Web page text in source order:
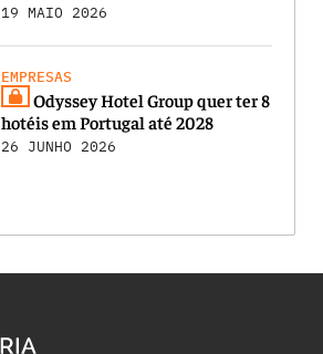
19 MAIO 2026
EMPRESAS
Odyssey Hotel Group quer ter 8
hotéis em Portugal até 2028
26 JUNHO 2026